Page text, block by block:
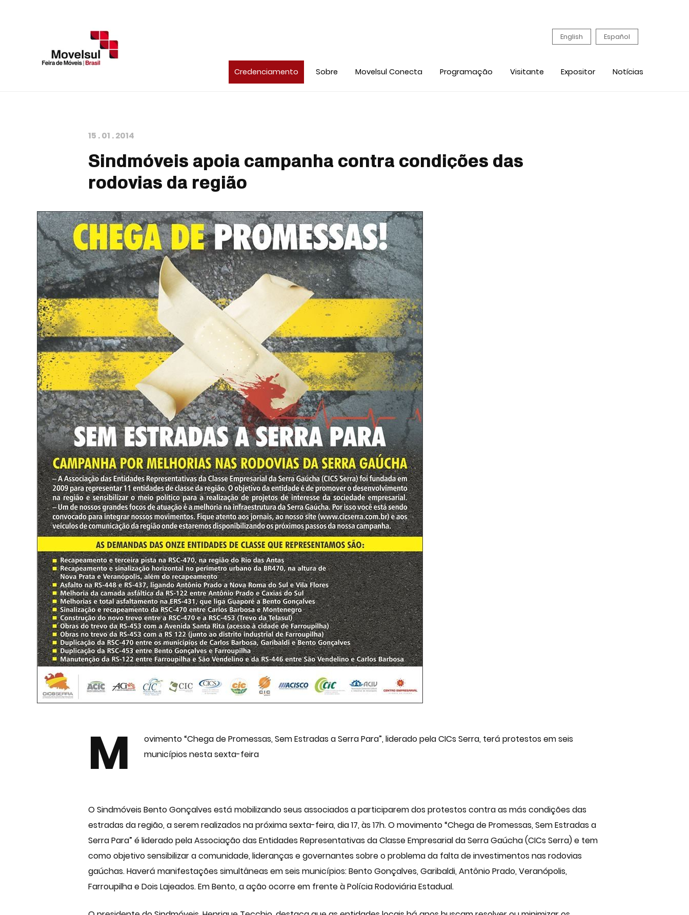
English Español
Credenciamento Sobre Movelsul Conecta Programação Visitante Expositor Notícias
15 .01 .2014
Sindmóveis apoia campanha contra condições das
rodovias da região
M
ovimento “Chega de Promessas, Sem Estradas a Serra Para”, liderado pela CICs Serra, terá protestos em seis
municípios nesta sexta-feira
O Sindmóveis Bento Gonçalves está mobilizando seus associados a participarem dos protestos contra as más condições das
estradas da região, a serem realizados na próxima sexta-feira, dia 17, às 17h. O movimento “Chega de Promessas, Sem Estradas a
Serra Para” é liderado pela Associação das Entidades Representativas da Classe Empresarial da Serra Gaúcha (CICs Serra) e tem
como objetivo sensibilizar a comunidade, lideranças e governantes sobre o problema da falta de investimentos nas rodovias
gaúchas. Haverá manifestações simultâneas em seis municípios: Bento Gonçalves, Garibaldi, Antônio Prado, Veranópolis,
Farroupilha e Dois Lajeados. Em Bento, a ação ocorre em frente à Polícia Rodoviária Estadual.